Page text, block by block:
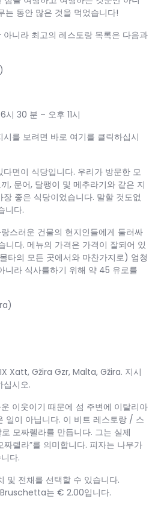
는 동안 많은 것을 먹었습니다!
니라 최고의 레스토랑 목록은 다음과
30 분 – 오후 11시
를 보려면 바로 여기를 클릭하십시
면이 식당입니다. 우리가 방문한 모
, 문어, 달팽이 및 메추라기와 같은 지
좋은 식당이었습니다. 말할 것도없
니다.
스러운 건물의 현지인들에게 둘러싸
니다. 메뉴의 가격은 가격이 잘되어 있
타의 모든 곳에서와 마찬가지로) 엄청
니라 식사를하기 위해 약 45 유로를
Xatt, Gžira Gzr, Malta, Gžira. 지시
십시오.
이웃이기 때문에 섬 주변에 이탈리아
일이 아닙니다. 이 비트 레스토랑 / 스
모짜렐라를 만듭니다. 그는 실제
렐라”를 의미합니다. 피자는 나무가
다.
및 전채를 선택할 수 있습니다.
는 € 2.00입니다.